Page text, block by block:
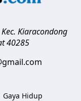
Kiaracondong
40285
Gaya Hidup